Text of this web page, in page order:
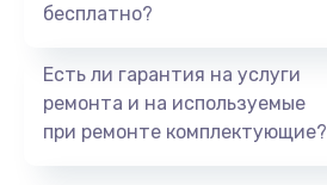
Заказать
бесплатно?
Есть ли гарантия на услуги
ремонта и на используемые
при ремонте комплектующие?